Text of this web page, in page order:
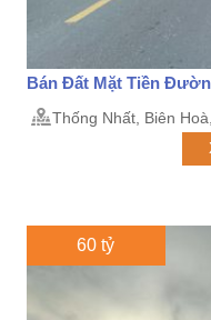
Bán Đất Mặt Tiền
Thống Nhất, Biên
60 tỷ